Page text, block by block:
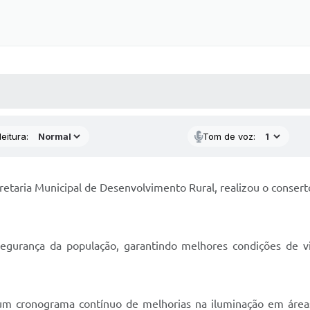
Tom de voz:
Municipal de Desenvolvimento Rural, realizou o
da população, garantindo melhores condições
cronograma contínuo de melhorias na iluminação em